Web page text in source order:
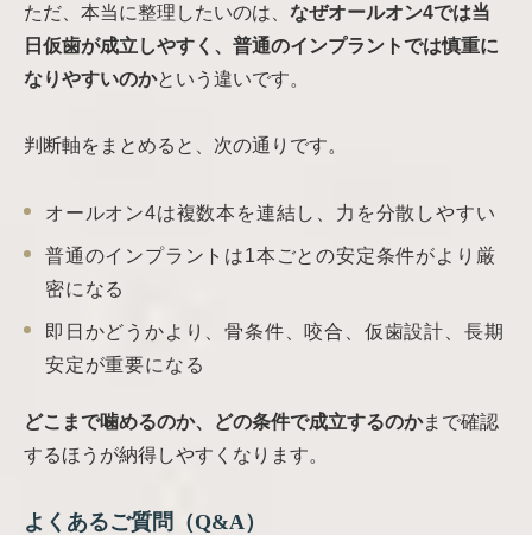
ただ、本当に整理したいのは、 なぜオールオン4では当
日仮歯が成立しやすく、普通のインプラントでは慎重に
なりやすいのかという違いです。
判断軸をまとめると、次の通りです。
オールオン4は複数本を連結し、力を分散しやすい
普通のインプラントは1本ごとの安定条件がより厳
密になる
即日かどうかより、骨条件、咬合、仮歯設計、長期
安定が重要になる
どこまで噛めるのか、どの条件で成立するのかまで確認
するほうが納得しやすくなります。
よくあるご質問（Q&A）